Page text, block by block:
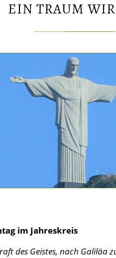
EIN TRAUM
im Jahreskreis
des Geistes, nach Galiläa